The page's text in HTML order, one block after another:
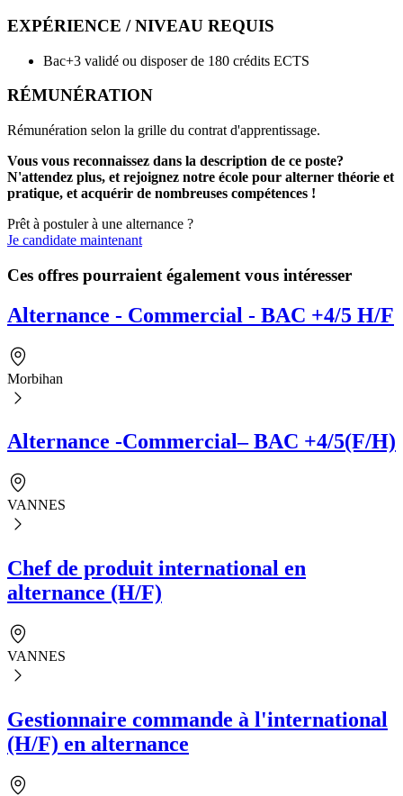
EXPÉRIENCE / NIVEAU REQUIS
Bac+3 validé ou disposer de 180 crédits ECTS
RÉMUNÉRATION
Rémunération selon la grille du contrat d'apprentissage.
Vous vous reconnaissez dans la description de ce poste?
N'attendez plus, et rejoignez notre école pour alterner théorie et
pratique, et acquérir de nombreuses compétences !
Prêt à postuler à une alternance ?
Je candidate maintenant
Ces offres pourraient également vous intéresser
Alternance - Commercial - BAC +4/5 H/F
Morbihan
Alternance -Commercial– BAC +4/5(F/H)
VANNES
Chef de produit international en
alternance (H/F)
VANNES
Gestionnaire commande à l'international
(H/F) en alternance